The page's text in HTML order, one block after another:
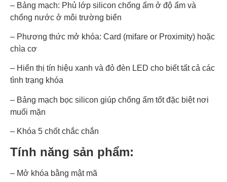
– Bảng mạch: Phủ lớp silicon chống ẩm ở độ ẩm và
chống nước ở môi trường biển
– Phương thức mở khóa: Card (mifare or Proximity) hoặc
chìa cơ
– Hiển thị tín hiệu xanh và đỏ đèn LED cho biết tất cả các
tình trạng khóa
– Bảng mạch bọc silicon giúp chống ẩm tốt đặc biệt nơi
muối mặn
– Khóa 5 chốt chắc chắn
Tính năng sản phẩm:
– Mở khóa bằng mật mã